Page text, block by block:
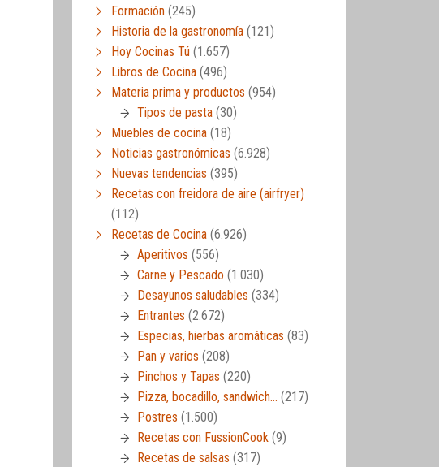
Formación (245)
Historia de la gastronomía (121)
Hoy Cocinas Tú (1.657)
Libros de Cocina (496)
Materia prima y productos (954)
Tipos de pasta (30)
Muebles de cocina (18)
Noticias gastronómicas (6.928)
Nuevas tendencias (395)
Recetas con freidora de aire (airfryer)
(112)
Recetas de Cocina (6.926)
Aperitivos (556)
Carne y Pescado (1.030)
Desayunos saludables (334)
Entrantes (2.672)
Especias, hierbas aromáticas (83)
Pan y varios (208)
Pinchos y Tapas (220)
Pizza, bocadillo, sandwich… (217)
Postres (1.500)
Recetas con FussionCook (9)
Recetas de salsas (317)